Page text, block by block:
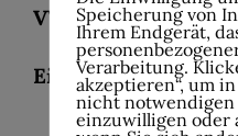
VVK 15 €
Einlass 19:00 Uhr –
Speicherung von
Ihrem Endgerät,
Verarbeitung.
akzeptieren“, um
nicht notwendigen
einzuwilligen oder